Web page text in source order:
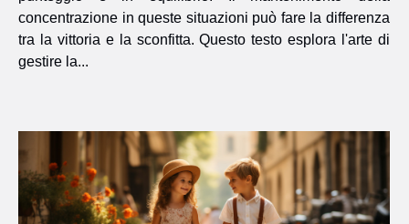
concentrazione in queste situazioni può fare la differenza
tra la vittoria e la sconfitta. Questo testo esplora l'arte di
gestire la...